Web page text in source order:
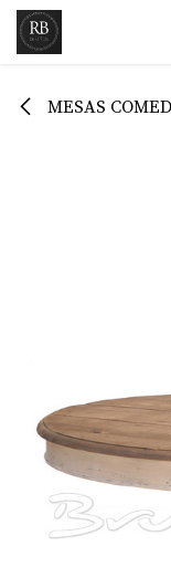
Ir al contenido
MESAS